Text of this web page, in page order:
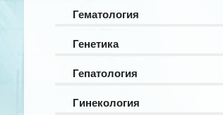
Гематология
Генетика
Гепатология
Гинекология